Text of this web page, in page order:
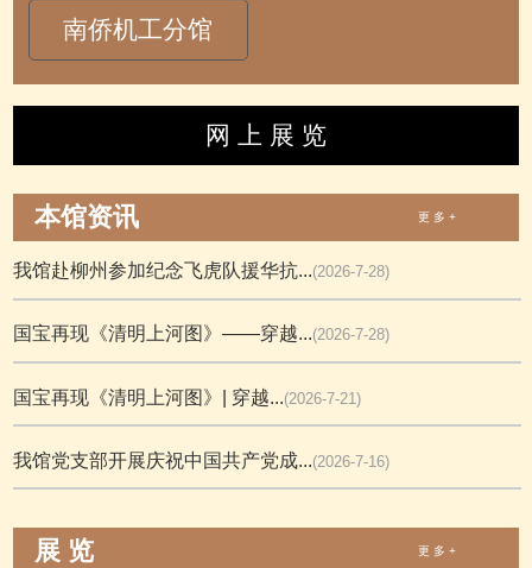
南侨机工分馆
网 上 展 览
本馆资讯 更 多 +
我馆赴柳州参加纪念飞虎队援华抗...(2026-7-28)
国宝再现《清明上河图》——穿越...(2026-7-28)
国宝再现《清明上河图》| 穿越...(2026-7-21)
我馆党支部开展庆祝中国共产党成...(2026-7-16)
展 览 更 多 +